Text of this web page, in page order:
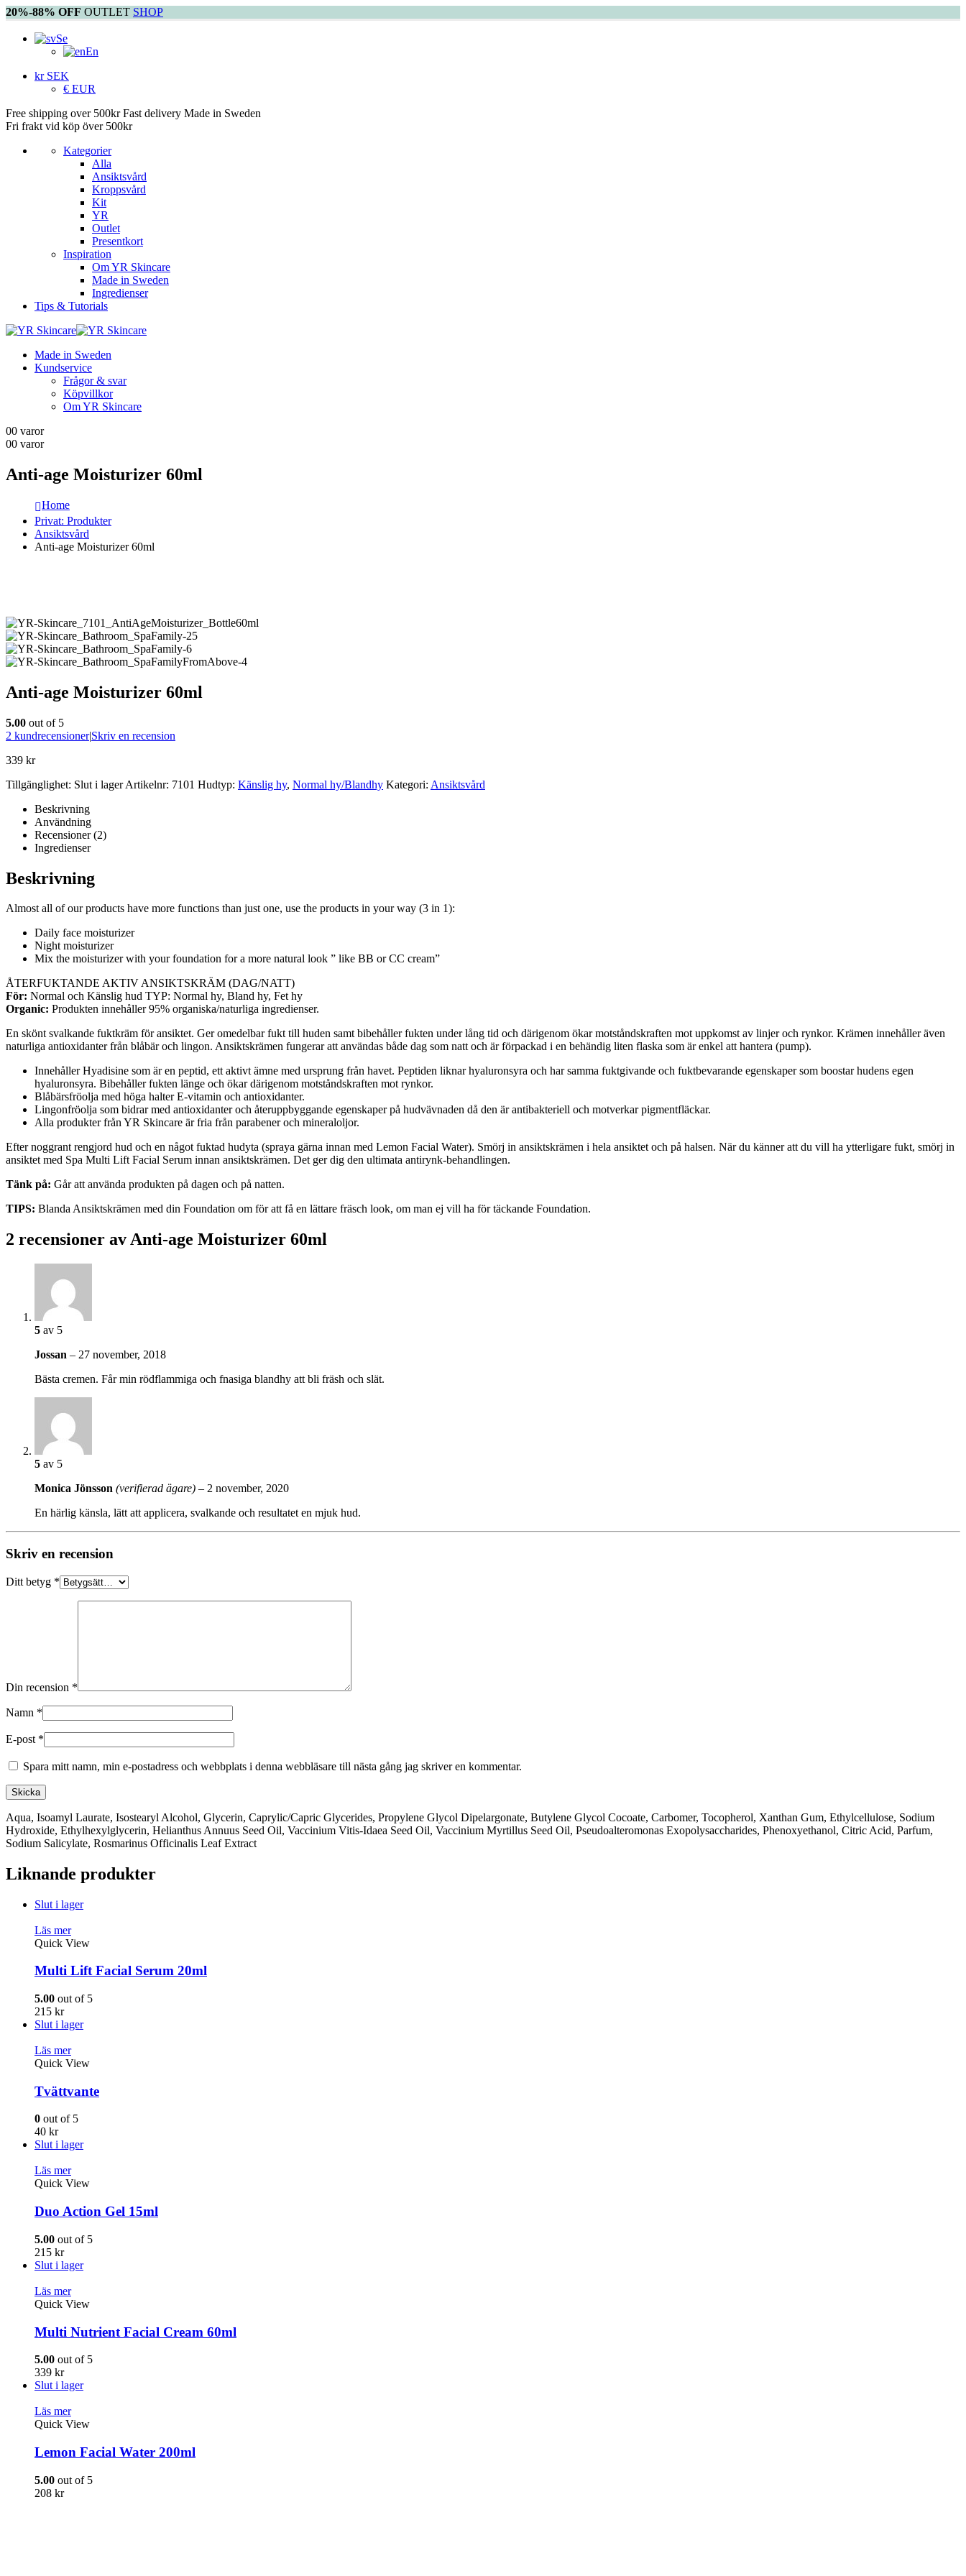
20%-88% OFF OUTLET SHOP
Se
En
kr SEK
€ EUR
Free shipping over 500krFast delivery Made in Sweden
Fri frakt vid köp över 500kr
Kategorier
Alla
Ansiktsvård
Kroppsvård
Kit
YR
Outlet
Presentkort
Inspiration
Om YR Skincare
Made in Sweden
Ingredienser
Tips & Tutorials
Made in Sweden
Kundservice
Frågor & svar
Köpvillkor
Om YR Skincare
00 varor
00 varor
Anti-age Moisturizer 60ml
Home
Privat: Produkter
Ansiktsvård
Anti-age Moisturizer 60ml
Anti-age Moisturizer 60ml
5.00 out of 5
2 kundrecensioner|Skriv en recension
339 kr
Tillgänglighet: Slut i lager Artikelnr: 7101 Hudtyp: Känslig hy, Normal hy/Blandhy Kategori: Ansiktsvård
Beskrivning
Användning
Recensioner (2)
Ingredienser
Beskrivning
Almost all of our products have more functions than just one, use the products in your way (3 in 1):
Daily face moisturizer
Night moisturizer
Mix the moisturizer with your foundation for a more natural look ” like BB or CC cream”
ÅTERFUKTANDE AKTIV ANSIKTSKRÄM (DAG/NATT)
För: Normal och Känslig hud TYP: Normal hy, Bland hy, Fet hy
Organic: Produkten innehåller 95% organiska/naturliga ingredienser.
En skönt svalkande fuktkräm för ansiktet. Ger omedelbar fukt till huden samt bibehåller fukten under lång tid och därigenom ökar motståndskraften mot uppkomst av linjer och rynkor. Krämen innehåller även
naturliga antioxidanter från blåbär och lingon. Ansiktskrämen fungerar att användas både dag som natt och är förpackad i en behändig liten flaska som är enkel att hantera (pump).
Innehåller Hyadisine som är en peptid, ett aktivt ämne med ursprung från havet. Peptiden liknar hyaluronsyra och har samma fuktgivande och fuktbevarande egenskaper som boostar hudens egen
hyaluronsyra. Bibehåller fukten länge och ökar därigenom motståndskraften mot rynkor.
Blåbärsfröolja med höga halter E-vitamin och antioxidanter.
Lingonfröolja som bidrar med antioxidanter och återuppbyggande egenskaper på hudvävnaden då den är antibakteriell och motverkar pigmentfläckar.
Alla produkter från YR Skincare är fria från parabener och mineraloljor.
Efter noggrant rengjord hud och en något fuktad hudyta (spraya gärna innan med Lemon Facial Water). Smörj in ansiktskrämen i hela ansiktet och på halsen. När du känner att du vill ha ytterligare fukt, smörj in
ansiktet med Spa Multi Lift Facial Serum innan ansiktskrämen. Det ger dig den ultimata antirynk-behandlingen.
Tänk på: Går att använda produkten på dagen och på natten.
TIPS: Blanda Ansiktskrämen med din Foundation om för att få en lättare fräsch look, om man ej vill ha för täckande Foundation.
2 recensioner avAnti-age Moisturizer 60ml
5 av 5
Jossan – 27 november, 2018
Bästa cremen. Får min rödflammiga och fnasiga blandhy att bli fräsh och slät.
5 av 5
Monica Jönsson (verifierad ägare) – 2 november, 2020
En härlig känsla, lätt att applicera, svalkande och resultatet en mjuk hud.
Skriv en recension
Ditt betyg *
Din recension *
Namn *
E-post *
Spara mitt namn, min e-postadress och webbplats i denna webbläsare till nästa gång jag skriver en kommentar.
Aqua, Isoamyl Laurate, Isostearyl Alcohol, Glycerin, Caprylic/Capric Glycerides, Propylene Glycol Dipelargonate, Butylene Glycol Cocoate, Carbomer, Tocopherol, Xanthan Gum, Ethylcellulose, Sodium
Hydroxide, Ethylhexylglycerin, Helianthus Annuus Seed Oil, Vaccinium Vitis-Idaea Seed Oil, Vaccinium Myrtillus Seed Oil, Pseudoalteromonas Exopolysaccharides, Phenoxyethanol, Citric Acid, Parfum,
Sodium Salicylate, Rosmarinus Officinalis Leaf Extract
Liknande produkter
Slut i lager
Läs mer
Quick View
Multi Lift Facial Serum 20ml
5.00 out of 5
215 kr
Slut i lager
Läs mer
Quick View
Tvättvante
0 out of 5
40 kr
Slut i lager
Läs mer
Quick View
Duo Action Gel 15ml
5.00 out of 5
215 kr
Slut i lager
Läs mer
Quick View
Multi Nutrient Facial Cream 60ml
5.00 out of 5
339 kr
Slut i lager
Läs mer
Quick View
Lemon Facial Water 200ml
5.00 out of 5
208 kr